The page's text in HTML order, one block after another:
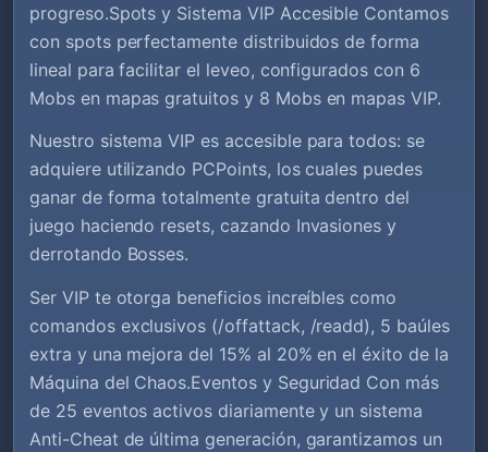
progreso.Spots y Sistema VIP Accesible Contamos
con spots perfectamente distribuidos de forma
lineal para facilitar el leveo, configurados con 6
Mobs en mapas gratuitos y 8 Mobs en mapas VIP.
Nuestro sistema VIP es accesible para todos: se
adquiere utilizando PCPoints, los cuales puedes
ganar de forma totalmente gratuita dentro del
juego haciendo resets, cazando Invasiones y
derrotando Bosses.
Ser VIP te otorga beneficios increíbles como
comandos exclusivos (/offattack, /readd), 5 baúles
extra y una mejora del 15% al 20% en el éxito de la
Máquina del Chaos.Eventos y Seguridad Con más
de 25 eventos activos diariamente y un sistema
Anti-Cheat de última generación, garantizamos un